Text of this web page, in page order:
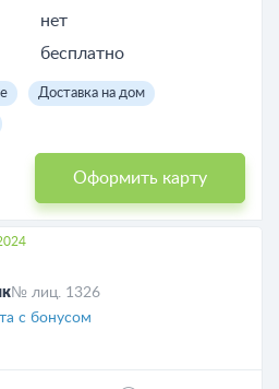
нет
бесплатно
Оформить карту
Доставка на дом
№ лиц. 1326
с бонусом